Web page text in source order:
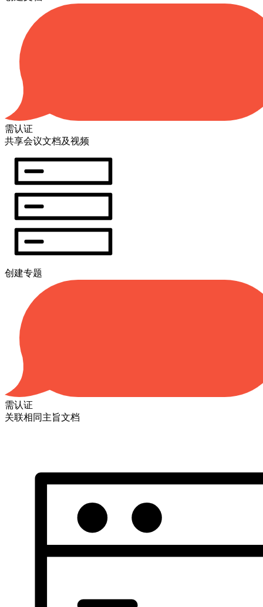
需认证
共享会议文档及视频
创建专题
需认证
关联相同主旨文档